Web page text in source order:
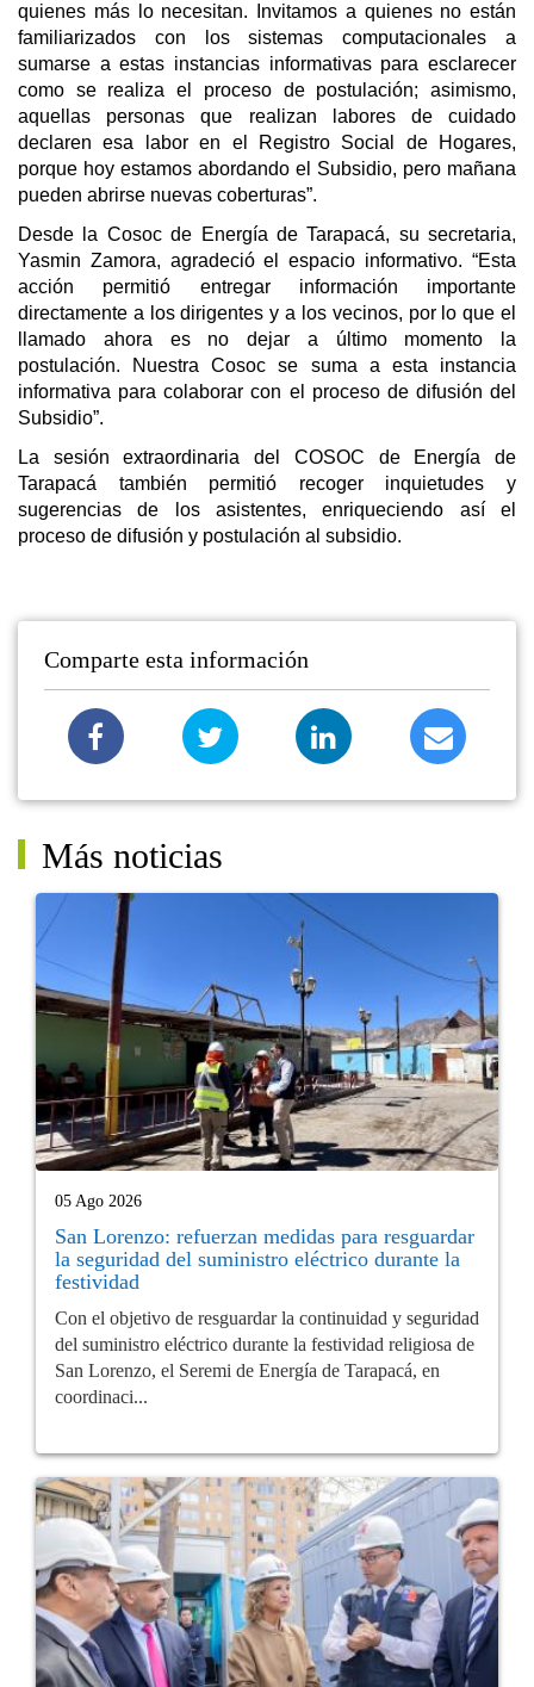
quienes más lo necesitan. Invitamos a quienes no están
familiarizados con los sistemas computacionales a
sumarse a estas instancias informativas para esclarecer
como se realiza el proceso de postulación; asimismo,
aquellas personas que realizan labores de cuidado
declaren esa labor en el Registro Social de Hogares,
porque hoy estamos abordando el Subsidio, pero mañana
pueden abrirse nuevas coberturas”.
Desde la Cosoc de Energía de Tarapacá, su secretaria,
Yasmin Zamora, agradeció el espacio informativo. “Esta
acción permitió entregar información importante
directamente a los dirigentes y a los vecinos, por lo que el
llamado ahora es no dejar a último momento la
postulación. Nuestra Cosoc se suma a esta instancia
informativa para colaborar con el proceso de difusión del
Subsidio”.
La sesión extraordinaria del COSOC de Energía de
Tarapacá también permitió recoger inquietudes y
sugerencias de los asistentes, enriqueciendo así el
proceso de difusión y postulación al subsidio.
Comparte esta información
Más noticias
05 Ago 2026
San Lorenzo: refuerzan medidas para resguardar
la seguridad del suministro eléctrico durante la
festividad
Con el objetivo de resguardar la continuidad y seguridad
del suministro eléctrico durante la festividad religiosa de
San Lorenzo, el Seremi de Energía de Tarapacá, en
coordinaci...